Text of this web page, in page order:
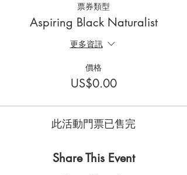
票券類型
Aspiring Black Naturalist
更多資訊
價格
US$0.00
此活動門票已售完
Share This Event